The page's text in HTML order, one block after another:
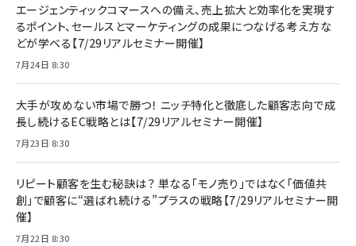
エージェンティックコマースへの備え、売上拡大と効率化を実現す
るポイント、セールスとマーケティングの成果につなげる考え方な
どが学べる【7/29リアルセミナー開催】
7月24日 8:30
大手が攻めない市場で勝つ！ ニッチ特化と徹底した顧客志向で成
長し続けるEC戦略とは【7/29リアルセミナー開催】
7月23日 8:30
リピート顧客を生む秘訣は？ 単なる「モノ売り」ではなく「価値共
創」で顧客に“選ばれ続ける”プラスの戦略【7/29リアルセミナー開
催】
7月22日 8:30